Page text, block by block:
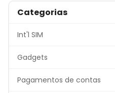
Categorias
Int'l SIM
Gadgets
Pagamentos de contas